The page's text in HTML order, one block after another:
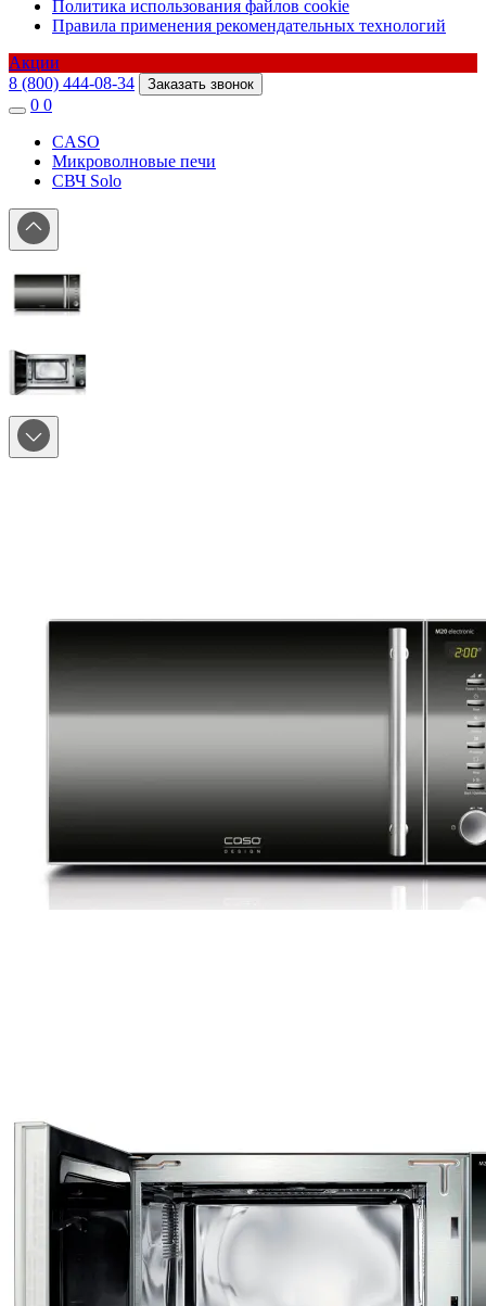
Политика использования файлов cookie
Правила применения рекомендательных технологий
Акции
8 (800) 444-08-34
Заказать звонок
0 0
CASO
Микроволновые печи
СВЧ Solo